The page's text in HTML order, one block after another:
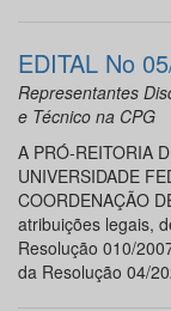
EDITAL No
Representantes
e Técnico na CPG
A PRÓ-REITORIA
UNIVERSIDADE
COORDENAÇÃO
atribuições legais,
Resolução 010/
da Resolução 04/